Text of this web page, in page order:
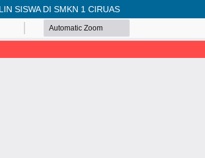
SISWA DI SMKN 1 CIRUAS